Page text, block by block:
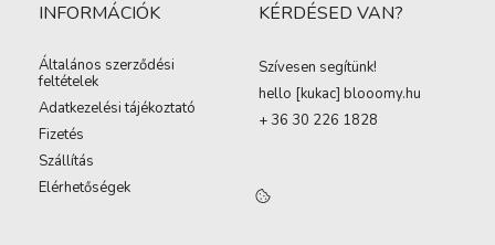
INFORMÁCIÓK
Általános szerződési
feltételek
Adatkezelési tájékoztató
Fizetés
Szállítás
Elérhetőségek
KÉRDÉSED VAN?
Szívesen segítünk!
hello [kukac] blooomy.hu
+ 36 30 226 1828